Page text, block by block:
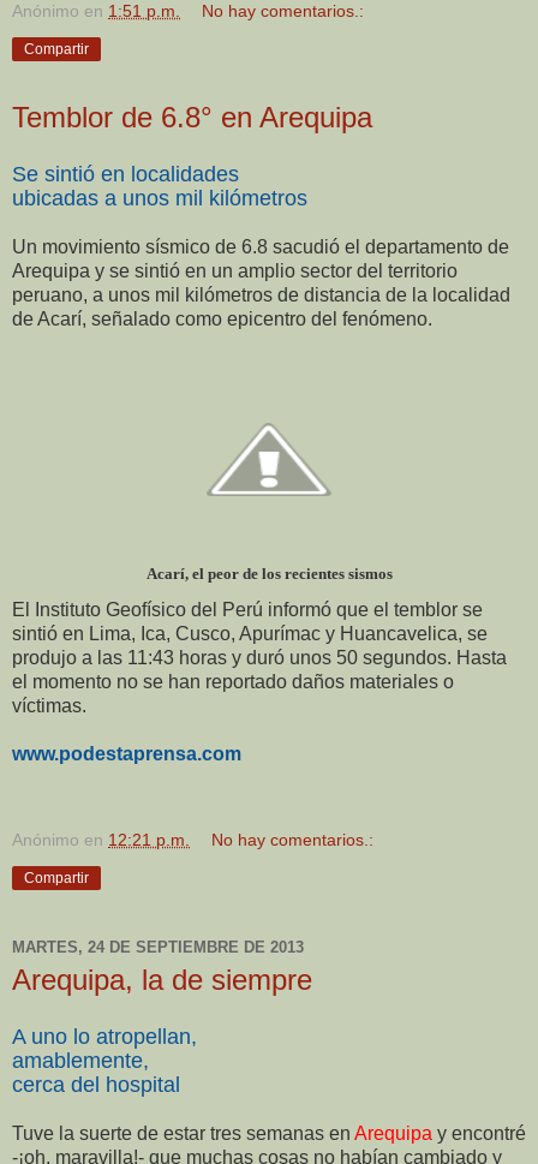
Anónimo en 1:51 p.m. No hay comentarios.:
Compartir
Temblor de 6.8° en Arequipa
Se sintió en localidades
ubicadas a unos mil kilómetros
Un movimiento sísmico de 6.8 sacudió el departamento de
Arequipa y se sintió en un amplio sector del territorio
peruano, a unos mil kilómetros de distancia de la localidad
de Acarí, señalado como epicentro del fenómeno.
Acarí, el peor de los recientes sismos
El Instituto Geofísico del Perú informó que el temblor se
sintió en Lima, Ica, Cusco, Apurímac y Huancavelica, se
produjo a las 11:43 horas y duró unos 50 segundos. Hasta
el momento no se han reportado daños materiales o
víctimas.
www.podestaprensa.com
Anónimo en 12:21 p.m. No hay comentarios.:
Compartir
MARTES, 24 DE SEPTIEMBRE DE 2013
Arequipa, la de siempre
A uno lo atropellan,
amablemente,
cerca del hospital
Tuve la suerte de estar tres semanas en Arequipa y encontré
-¡oh, maravilla!- que muchas cosas no habían cambiado y